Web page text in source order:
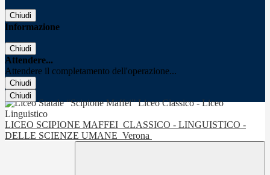
Chiudi
Informazione
Chiudi
Attendere...
Attendere il completamento dell'operazione...
Chiudi
Chiudi
LICEO SCIPIONE MAFFEI CLASSICO - LINGUISTICO -
DELLE SCIENZE UMANE Verona